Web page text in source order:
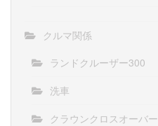
クルマ関係
ランドクルーザー300
洗車
クラウンクロスオーバー